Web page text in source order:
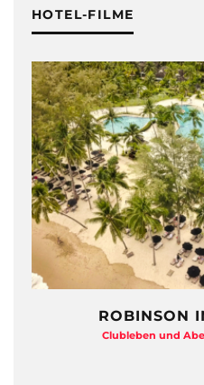
HOTEL-FILME
ROBINSON
Clubleben und